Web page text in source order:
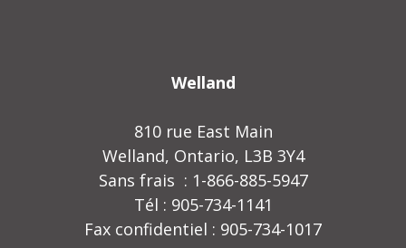
Welland
810 rue East Main
Welland, Ontario, L3B 3Y4
Sans frais : 1-866-885-5947
Tél : 905-734-1141
Fax confidentiel : 905-734-1017